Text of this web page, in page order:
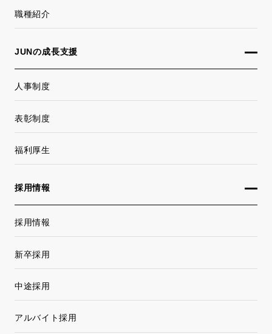
職種紹介
JUNの成長支援
人事制度
表彰制度
福利厚生
採用情報
採用情報
新卒採用
中途採用
アルバイト採用